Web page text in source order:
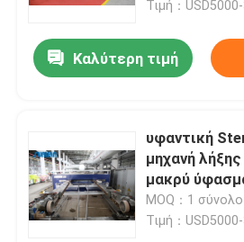
υφάσματος
Τιμή：
Καλύτερη τιμή
υφαντική
μηχανή
μακρύ
αίθουσα
MOQ：1 σύνολο
Τιμή：